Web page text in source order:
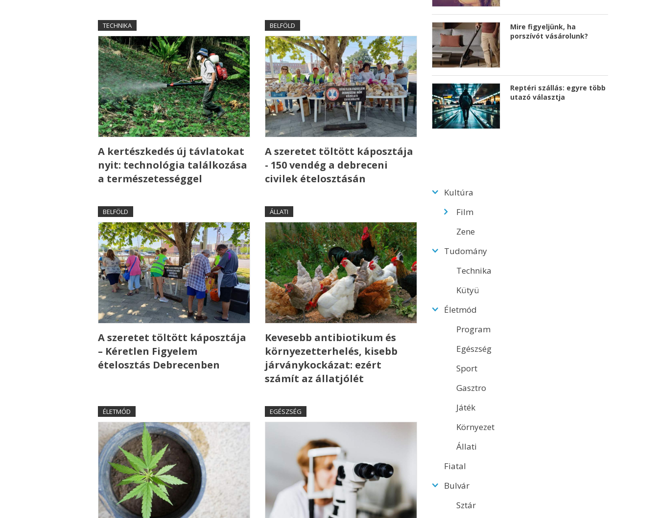
TECHNIKA
A kertészkedés új távlatokat
nyit: technológia találkozása
a természetességgel
BELFÖLD
A szeretet töltött káposztája
- 150 vendég a debreceni
civilek ételosztásán
BELFÖLD
A szeretet töltött káposztája
– Kéretlen Figyelem
ételosztás Debrecenben
ÁLLATI
Kevesebb antibiotikum és
környezetterhelés, kisebb
járványkockázat: ezért
számít az állatjólét
ÉLETMÓD EGÉSZSÉG
Mire figyeljünk, ha
porszívót vásárolunk?
Reptéri szállás: egyre több
utazó választja
Kultúra
Film
Zene
Tudomány
Technika
Kütyü
Életmód
Program
Egészség
Sport
Gasztro
Játék
Környezet
Állati
Fiatal
Bulvár
Sztár